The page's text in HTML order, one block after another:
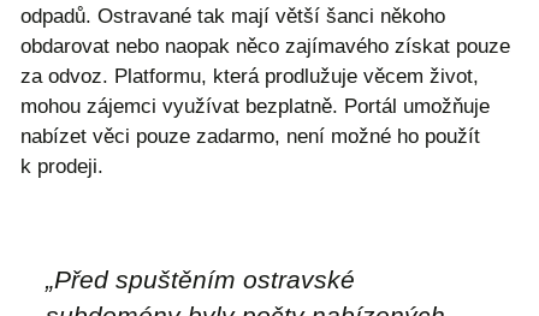
odpadů. Ostravané tak mají větší šanci někoho
obdarovat nebo naopak něco zajímavého získat pouze
za odvoz. Platformu, která prodlužuje věcem život,
mohou zájemci využívat bezplatně. Portál umožňuje
nabízet věci pouze zadarmo, není možné ho použít
k prodeji.
„Před spuštěním ostravské